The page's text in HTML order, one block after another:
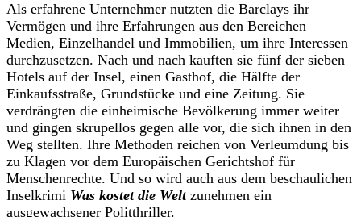
Als erfahrene Unternehmer nutzten die Barclays ihr
Vermögen und ihre Erfahrungen aus den Bereichen
Medien, Einzelhandel und Immobilien, um ihre Interessen
durchzusetzen. Nach und nach kauften sie fünf der sieben
Hotels auf der Insel, einen Gasthof, die Hälfte der
Einkaufsstraße, Grundstücke und eine Zeitung. Sie
verdrängten die einheimische Bevölkerung immer weiter
und gingen skrupellos gegen alle vor, die sich ihnen in den
Weg stellten. Ihre Methoden reichen von Verleumdung bis
zu Klagen vor dem Europäischen Gerichtshof für
Menschenrechte. Und so wird auch aus dem beschaulichen
Inselkrimi Was kostet die Weltzunehmen ein
ausgewachsener Politthriller.